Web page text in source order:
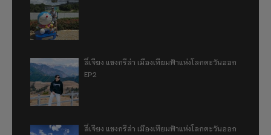
ลี่เจียง แชงกรีล่า เมืองเทียมฟ้าแห่งโลกตะวันออก
EP2
ลี่เจียง แชงกรีล่า เมืองเทียมฟ้าแห่งโลกตะวันออก